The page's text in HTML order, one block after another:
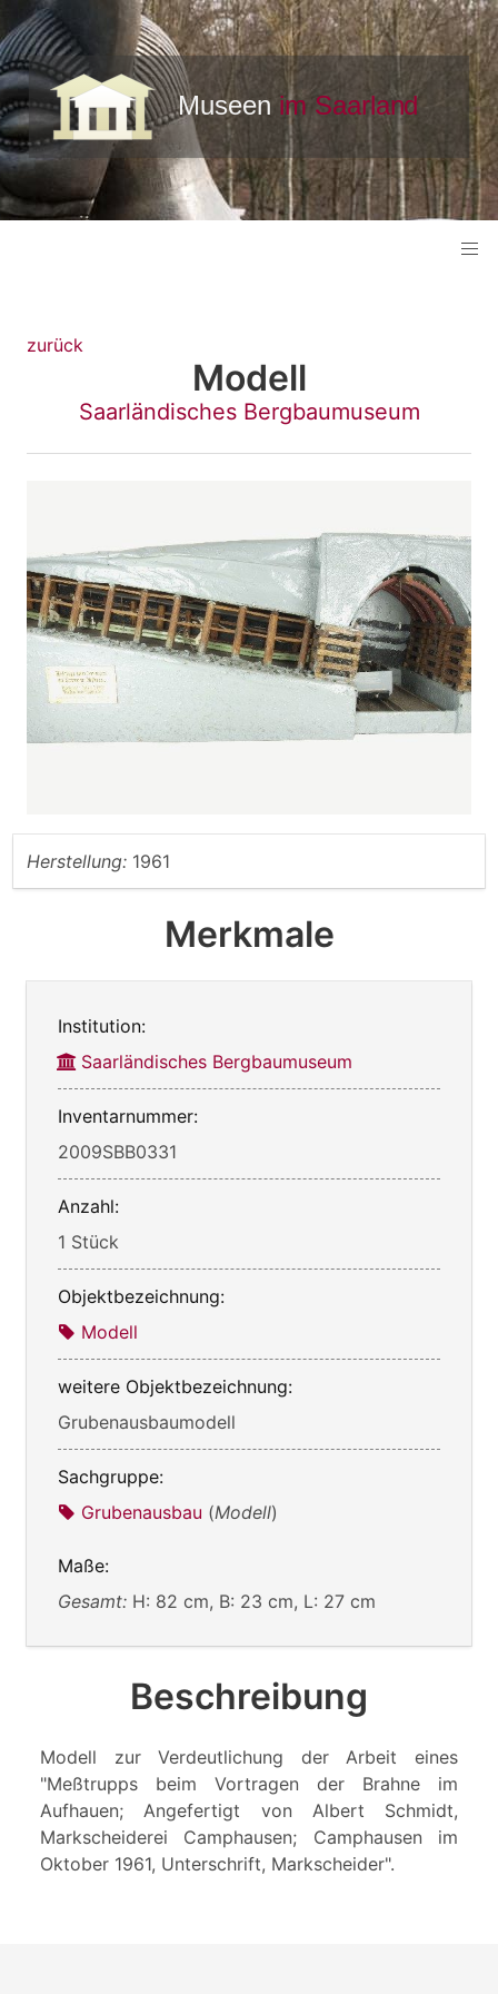
zurück
Modell
Saarländisches Bergbaumuseum
Herstellung: 1961
Merkmale
Institution:
Saarländisches Bergbaumuseum
Inventarnummer:
2009SBB0331
Anzahl:
1 Stück
Objektbezeichnung:
Modell
weitere Objektbezeichnung:
Grubenausbaumodell
Sachgruppe:
Grubenausbau (Modell)
Maße:
Gesamt: H: 82 cm, B: 23 cm, L: 27 cm
Beschreibung
Modell zur Verdeutlichung der Arbeit eines
"Meßtrupps beim Vortragen der Brahne im
Aufhauen; Angefertigt von Albert Schmidt,
Markscheiderei Camphausen; Camphausen im
Oktober 1961, Unterschrift, Markscheider".